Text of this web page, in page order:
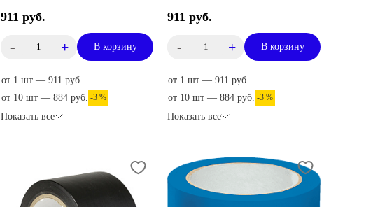
911 руб.
- + В корзину
от 1 шт — 911 руб.
от 10 шт — 884 руб. -3 %
Показать все
911 руб.
- + В корзину
от 1 шт — 911 руб.
от 10 шт — 884 руб. -3 %
Показать все